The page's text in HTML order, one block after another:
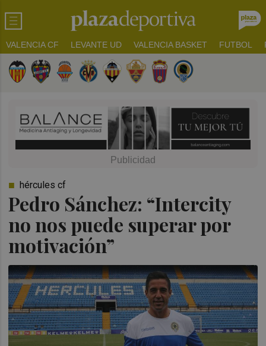
VALENCIA CF LEVANTE UD VALENCIA BASKET FUTBOL
Pedro Sánchez: “Intercity
no nos puede superar por
motivación”
hércules cf